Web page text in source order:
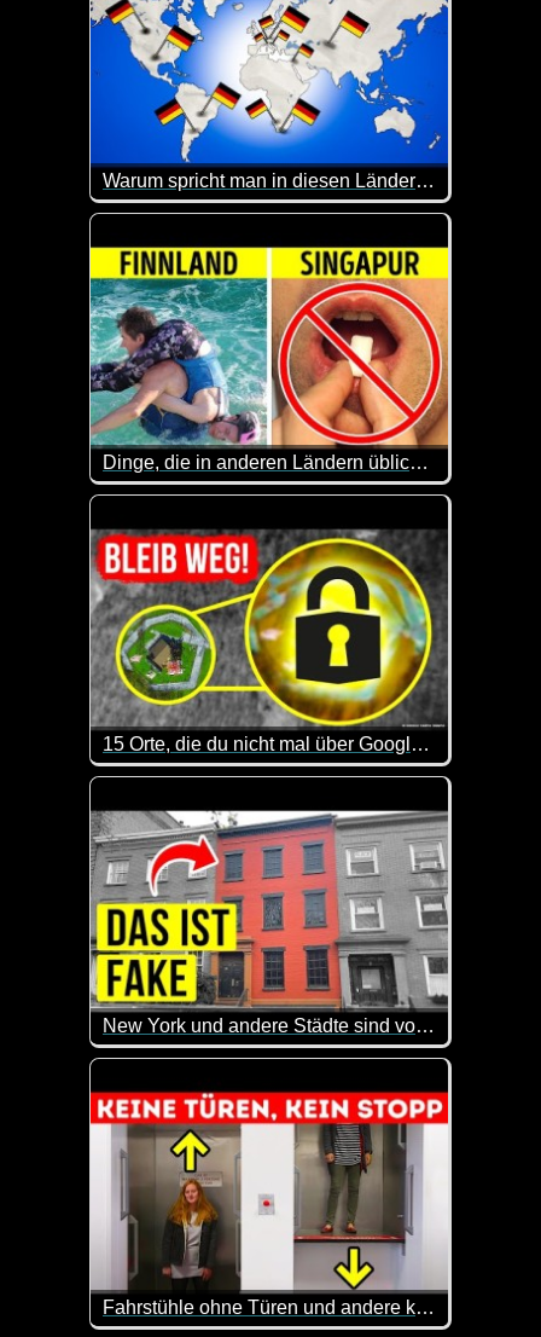
Warum spricht man in diesen Ländern Deutsch?
Etwa 82 Millionen Deutsche haben Deutsch als
Dinge, die in anderen Ländern üblich sind, in deinem Land aber absurd erscheinen
Eine lustige Sache, dass Leute einem riesigen
15 Orte, die du nicht mal über Google Maps erkunden kannst
Sehr interessant, welche geheimen bzw. hoch
New York und andere Städte sind voll mit fake Häusern, das ist der Grund
Das sind doch mal wieder sehr interessante Infos.
Fahrstühle ohne Türen und andere kuriose Erfindungen, die es heute noch gibt